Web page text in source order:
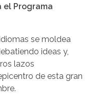
el Programa
se moldea
ideas y,
lazos
de esta gran